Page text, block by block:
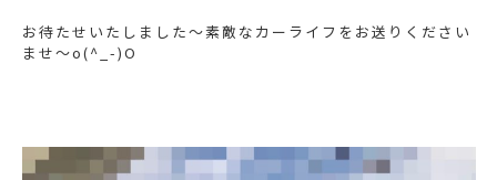
お待たせいたしました〜素敵なカーライフをお送りください
ませ〜o(^_-)O